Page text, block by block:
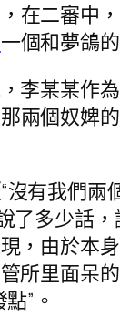
二審中，
一個和夢鴿
李某某作為
兩個奴婢的
“沒有我們兩
了多少話
，由於本
所里面呆的
”。